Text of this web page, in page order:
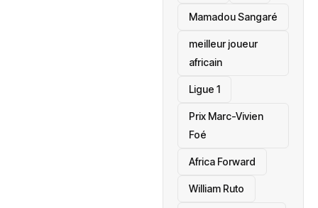
Mamadou Sangaré
meilleur joueur
africain
Ligue 1
Prix Marc-Vivien
Foé
‎Africa Forward
William Ruto